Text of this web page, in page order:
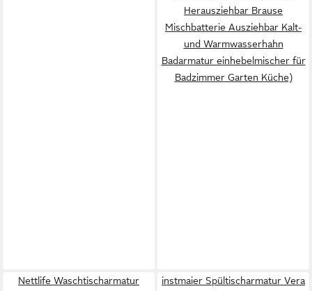
Herausziehbar Brause
Mischbatterie Ausziehbar Kalt-
und Warmwasserhahn
Badarmatur einhebelmischer für
Badzimmer Garten Küche)
Nettlife Waschtischarmatur
instmaier Spültischarmatur Vera